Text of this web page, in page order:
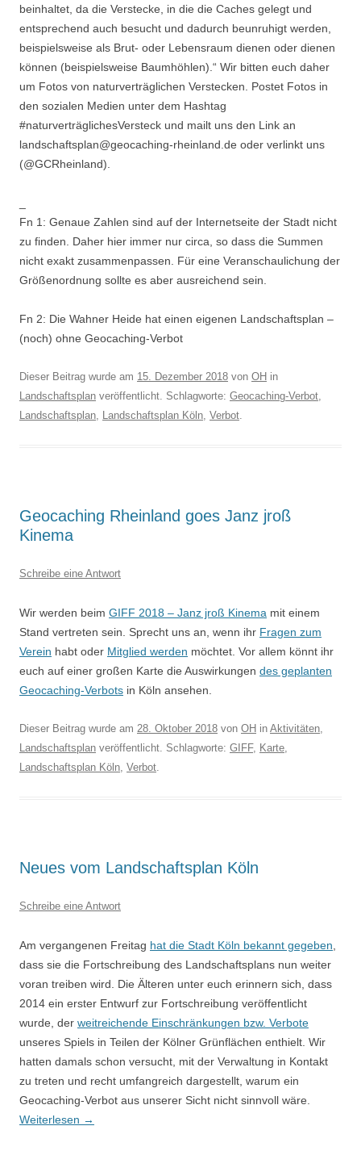
beinhaltet, da die Verstecke, in die die Caches gelegt und
entsprechend auch besucht und dadurch beunruhigt werden,
beispielsweise als Brut- oder Lebensraum dienen oder dienen
können (beispielsweise Baumhöhlen).“ Wir bitten euch daher
um Fotos von naturverträglichen Verstecken. Postet Fotos in
den sozialen Medien unter dem Hashtag
#naturverträglichesVersteck und mailt uns den Link an
landschaftsplan@geocaching-rheinland.de oder verlinkt uns
(@GCRheinland).
Fn 1: Genaue Zahlen sind auf der Internetseite der Stadt nicht
zu finden. Daher hier immer nur circa, so dass die Summen
nicht exakt zusammenpassen. Für eine Veranschaulichung der
Größenordnung sollte es aber ausreichend sein.
Fn 2: Die Wahner Heide hat einen eigenen Landschaftsplan –
(noch) ohne Geocaching-Verbot
Dieser Beitrag wurde am 15. Dezember 2018 von OH in
Landschaftsplan veröffentlicht. Schlagworte: Geocaching-Verbot,
Landschaftsplan, Landschaftsplan Köln, Verbot.
Geocaching Rheinland goes Janz jroß
Kinema
Schreibe eine Antwort
Wir werden beim GIFF 2018 – Janz jroß Kinema mit einem
Stand vertreten sein. Sprecht uns an, wenn ihr Fragen zum
Verein habt oder Mitglied werden möchtet. Vor allem könnt ihr
euch auf einer großen Karte die Auswirkungen des geplanten
Geocaching-Verbots in Köln ansehen.
Dieser Beitrag wurde am 28. Oktober 2018 von OH in Aktivitäten,
Landschaftsplan veröffentlicht. Schlagworte: GIFF, Karte,
Landschaftsplan Köln, Verbot.
Neues vom Landschaftsplan Köln
Schreibe eine Antwort
Am vergangenen Freitag hat die Stadt Köln bekannt gegeben,
dass sie die Fortschreibung des Landschaftsplans nun weiter
voran treiben wird. Die Älteren unter euch erinnern sich, dass
2014 ein erster Entwurf zur Fortschreibung veröffentlicht
wurde, der weitreichende Einschränkungen bzw. Verbote
unseres Spiels in Teilen der Kölner Grünflächen enthielt. Wir
hatten damals schon versucht, mit der Verwaltung in Kontakt
zu treten und recht umfangreich dargestellt, warum ein
Geocaching-Verbot aus unserer Sicht nicht sinnvoll wäre.
Weiterlesen →